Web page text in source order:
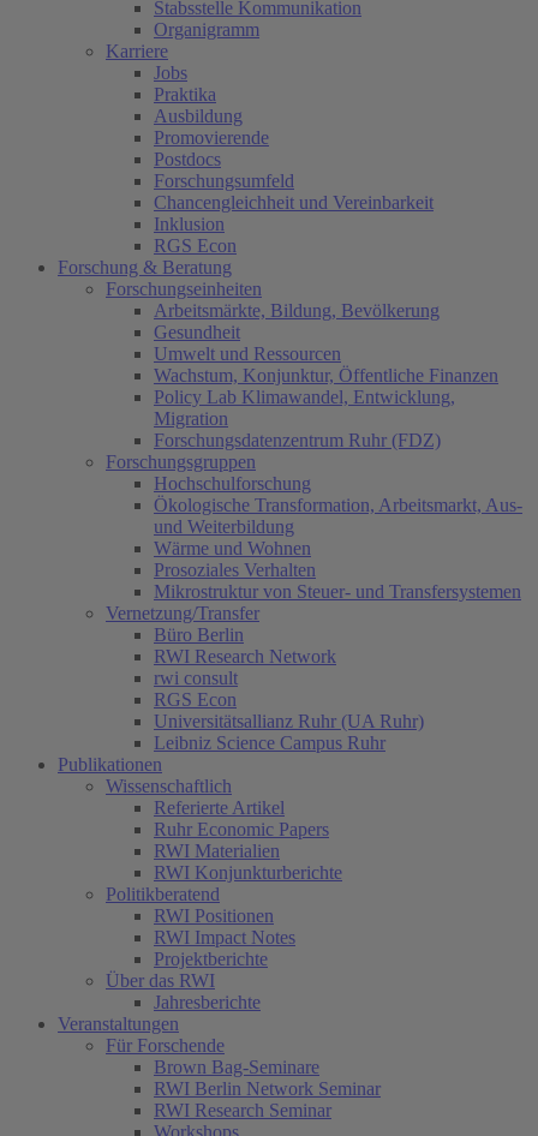
Stabsstelle Kommunikation
Organigramm
Karriere
Jobs
Praktika
Ausbildung
Promovierende
Postdocs
Forschungsumfeld
Chancengleichheit und Vereinbarkeit
Inklusion
RGS Econ
Forschung & Beratung
Forschungseinheiten
Arbeitsmärkte, Bildung, Bevölkerung
Gesundheit
Umwelt und Ressourcen
Wachstum, Konjunktur, Öffentliche Finanzen
Policy Lab Klimawandel, Entwicklung,
Migration
Forschungsdatenzentrum Ruhr (FDZ)
Forschungsgruppen
Hochschulforschung
Ökologische Transformation, Arbeitsmarkt, Aus-
und Weiterbildung
Wärme und Wohnen
Prosoziales Verhalten
Mikrostruktur von Steuer- und Transfersystemen
Vernetzung/Transfer
Büro Berlin
RWI Research Network
rwi consult
RGS Econ
Universitätsallianz Ruhr (UA Ruhr)
Leibniz Science Campus Ruhr
Publikationen
Wissenschaftlich
Referierte Artikel
Ruhr Economic Papers
RWI Materialien
RWI Konjunkturberichte
Politikberatend
RWI Positionen
RWI Impact Notes
Projektberichte
Über das RWI
Jahresberichte
Veranstaltungen
Für Forschende
Brown Bag-Seminare
RWI Berlin Network Seminar
RWI Research Seminar
Workshops